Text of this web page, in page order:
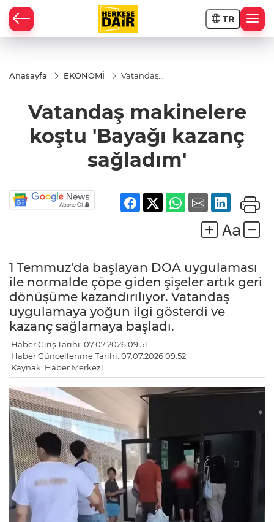
TR
Anasayfa EKONOMİ
Vatandaş
kazanç
Vatandaş makinelere
koştu 'Bayağı kazanç
sağladım'
1 Temmuz'da başlayan DOA uygulaması
ile normalde çöpe giden şişeler artık geri
dönüşüme kazandırılıyor. Vatandaş
uygulamaya yoğun ilgi gösterdi ve
kazanç sağlamaya başladı.
Haber Giriş Tarihi: 07.07.2026 09:51
Haber Güncellenme Tarihi: 07.07.2026 09:52
Kaynak: Haber Merkezi